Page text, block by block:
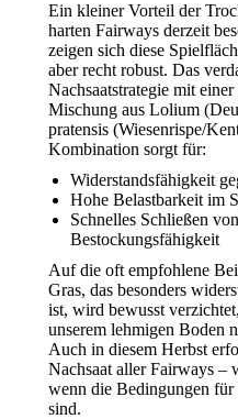
Ein kleiner Vorteil der
harten Fairways derzeit
zeigen sich diese
aber recht robust. Das
Nachsaatstrategie mit
Mischung aus Lolium
pratensis (Wiesenrispe/
Kombination sorgt für:
Widerstandsfähigkeit
Hohe Belastbarkeit im
Schnelles Schließen
Bestockungsfähigkeit
Auf die oft empfohlene
Gras, das besonders
ist, wird bewusst
unserem lehmigen Boden
Auch in diesem Herbst
Nachsaat aller Fairways –
wenn die Bedingungen für
sind.